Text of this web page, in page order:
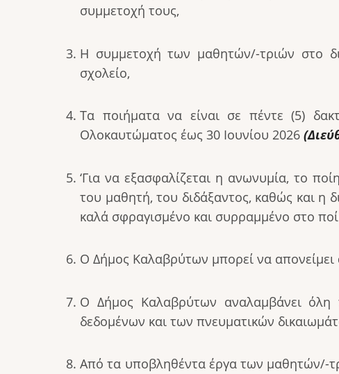
συμμετοχή τους,
Η συμμετοχή των μαθητών/-τριών στο
σχολείο,
Τα ποιήματα να είναι σε πέντε (5)
Ολοκαυτώματος έως 30 Ιουνίου 2026
‘Για να εξασφαλίζεται η ανωνυμία, το
του μαθητή, του διδάξαντος, καθώς και η
καλά σφραγισμένο και συρραμμένο στο
Ο Δήμος Καλαβρύτων μπορεί να απονείμει
Ο Δήμος Καλαβρύτων αναλαμβάνει όλη
δεδομένων και των πνευματικών
Από τα υποβληθέντα έργα των μαθητών/-